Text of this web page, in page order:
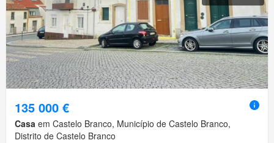
135 000 €
Casa em Castelo Branco, Município de Castelo Branco,
Distrito de Castelo Branco